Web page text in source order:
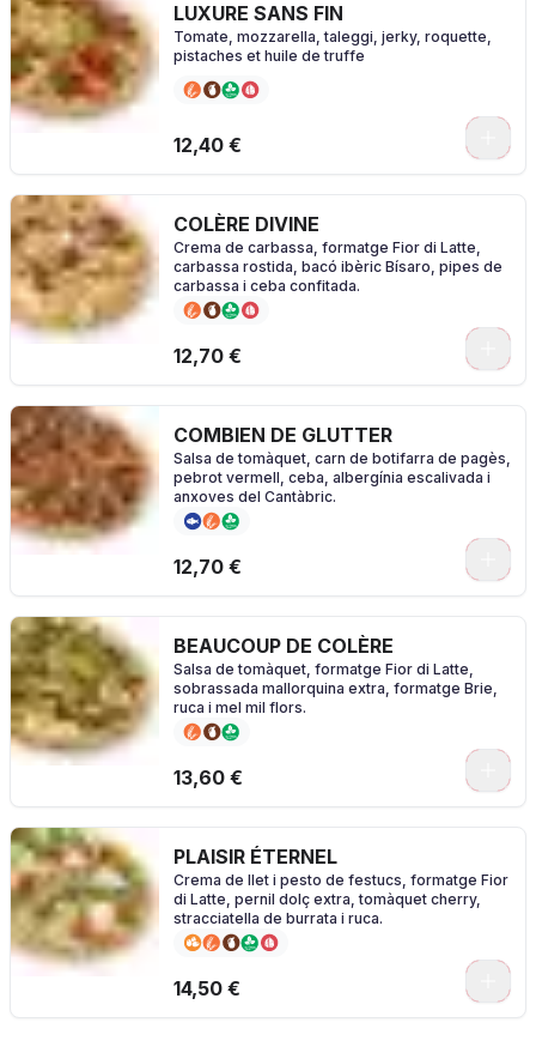
LUXURE SANS FIN
Tomate, mozzarella, taleggi, jerky, roquette,
pistaches et huile de truffe
12,40 €
COLÈRE DIVINE
Crema de carbassa, formatge Fior di Latte,
carbassa rostida, bacó ibèric Bísaro, pipes de
carbassa i ceba confitada.
12,70 €
COMBIEN DE GLUTTER
Salsa de tomàquet, carn de botifarra de pagès,
pebrot vermell, ceba, albergínia escalivada i
anxoves del Cantàbric.
12,70 €
BEAUCOUP DE COLÈRE
Salsa de tomàquet, formatge Fior di Latte,
sobrassada mallorquina extra, formatge Brie,
ruca i mel mil flors.
13,60 €
PLAISIR ÉTERNEL
Crema de llet i pesto de festucs, formatge Fior
di Latte, pernil dolç extra, tomàquet cherry,
stracciatella de burrata i ruca.
14,50 €